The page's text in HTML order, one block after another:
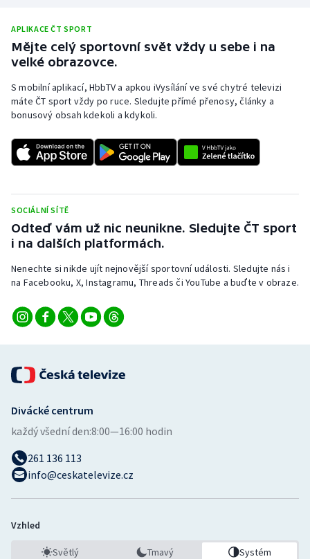
Vodní slalom
Volejbal
Ostatní
APLIKACE ČT SPORT
Mějte celý sportovní svět vždy u sebe i na
velké obrazovce.
S mobilní aplikací, HbbTV a apkou iVysílání ve své chytré televizi
máte ČT sport vždy po ruce. Sledujte přímé přenosy, články a
bonusový obsah kdekoli a kdykoli.
SOCIÁLNÍ SÍTĚ
Odteď vám už nic neunikne. Sledujte ČT sport
i na dalších platformách.
Nenechte si nikde ujít nejnovější sportovní události. Sledujte nás i
na Facebooku, X, Instagramu, Threads či YouTube a buďte v obraze.
Divácké centrum
každý všední den:8:00—16:00 hodin
261 136 113
info@ceskatelevize.cz
Vzhled
Světlý Tmavý Systém